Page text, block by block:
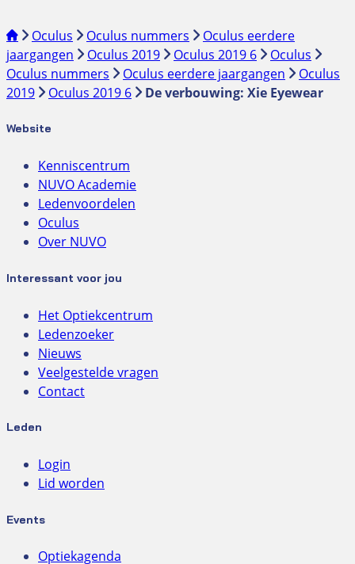
Oculus Oculus nummers
Oculus eerdere
jaargangen
Oculus 2019 Oculus 2019 6
Oculus
Oculus nummers
Oculus eerdere jaargangen
Oculus
2019
Oculus 2019 6 De verbouwing: Xie Eyewear
Website
Kenniscentrum
NUVO Academie
Ledenvoordelen
Oculus
Over NUVO
Interessant voor jou
Het Optiekcentrum
Ledenzoeker
Nieuws
Veelgestelde vragen
Contact
Leden
Login
Lid worden
Events
Optiekagenda